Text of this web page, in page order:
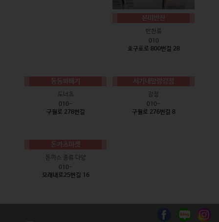
본미반찬
반찬류
010
호구포로 800번길 28
동동꽈배기
도너츠
010-
구월로 278번길
서기네말랑강정
강정
010-
구월로 276번길 8
돈카츠마켓
돈까스 종류 다양
010-
모래내로25번길 16